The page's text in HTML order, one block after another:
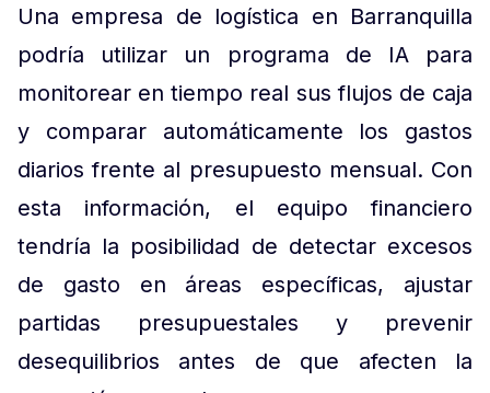
Una empresa de logística en Barranquilla
podría utilizar un programa de IA para
monitorear en tiempo real sus flujos de caja
y comparar automáticamente los gastos
diarios frente al presupuesto mensual. Con
esta información, el equipo financiero
tendría la posibilidad de detectar excesos
de gasto en áreas específicas, ajustar
partidas presupuestales y prevenir
desequilibrios antes de que afecten la